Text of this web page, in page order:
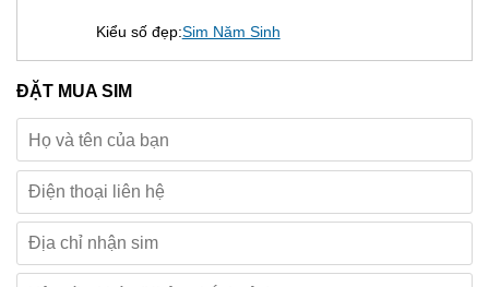
Kiểu số đẹp:Sim Năm Sinh
ĐẶT MUA SIM